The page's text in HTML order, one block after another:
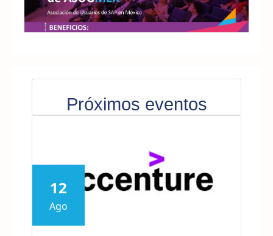
Próximos eventos
12
Ago